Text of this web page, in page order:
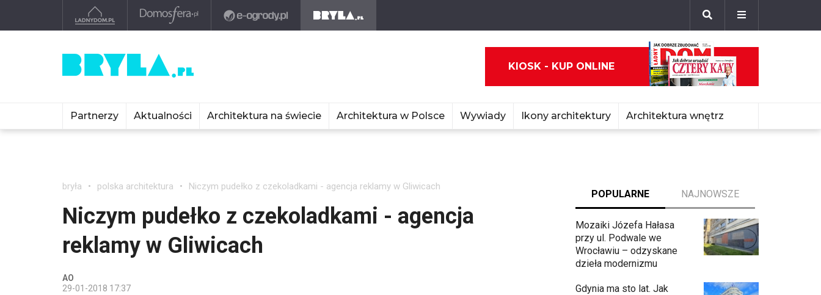
KIOSK - KUP ONLINE
Partnerzy Aktualności Architektura na świecie Architektura w Polsce Wywiady Ikony architektury Architektura wnętrz
bryła polska architektura Niczym pudełko z czekoladkami - agencja reklamy w Gliwicach
Niczym pudełko z czekoladkami - agencja
reklamy w Gliwicach
AO
29-01-2018 17:37
POPULARNE NAJNOWSZE
Mozaiki Józefa Hałasa
przy ul. Podwale we
Wrocławiu – odzyskane
dzieła modernizmu
Gdynia ma sto lat. Jak